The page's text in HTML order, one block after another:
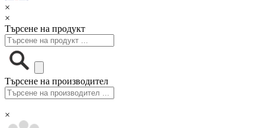
×
×
Търсене на продукт
Търсене на производител
×